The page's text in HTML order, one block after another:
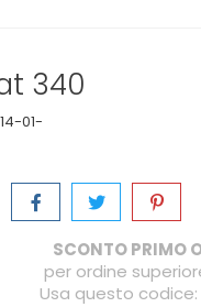
340
01-
SCONTO PRIMO
per ordine
Usa questo codice: